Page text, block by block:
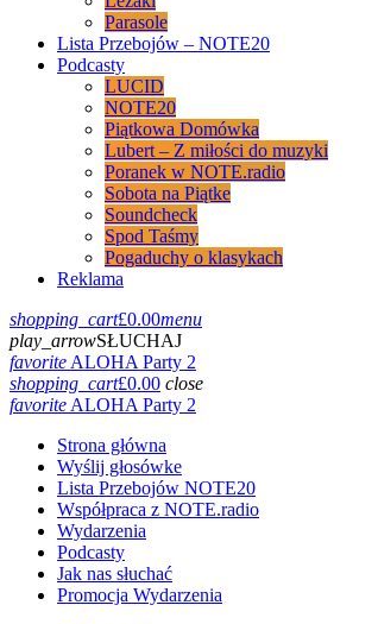
Parasole
Lista Przebojów – NOTE20
Podcasty
LUCID
NOTE20
Piątkowa Domówka
Lubert – Z miłości do muzyki
Poranek w NOTE.radio
Sobota na Piątke
Soundcheck
Spod Taśmy
Pogaduchy o klasykach
Reklama
shopping_cart£0.00menu
play_arrowSŁUCHAJ
favoriteALOHA Party 2
shopping_cart£0.00 close
favoriteALOHA Party 2
Strona główna
Wyślij głosówke
Lista Przebojów NOTE20
Współpraca z NOTE.radio
Wydarzenia
Podcasty
Jak nas słuchać
Promocja Wydarzenia